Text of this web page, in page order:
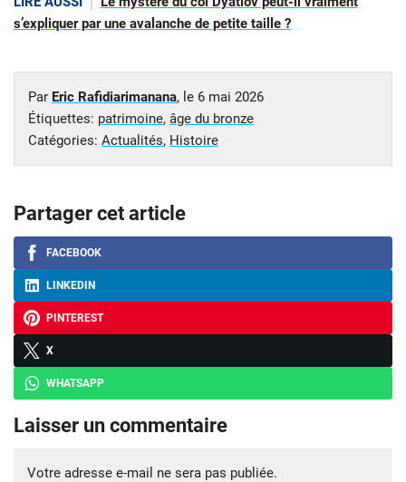
s’expliquer par une avalanche de petite taille ?
Par Eric Rafidiarimanana, le 6 mai 2026
Étiquettes: patrimoine, âge du bronze
Catégories: Actualités, Histoire
Partager cet article
FACEBOOK
LINKEDIN
PINTEREST
X
WHATSAPP
Laisser un commentaire
Votre adresse e-mail ne sera pas publiée.